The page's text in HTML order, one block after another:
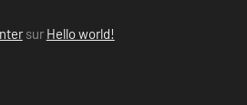
sur Hello world!